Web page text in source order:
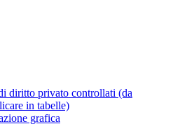
diritto privato controllati (da
in tabelle)
grafica